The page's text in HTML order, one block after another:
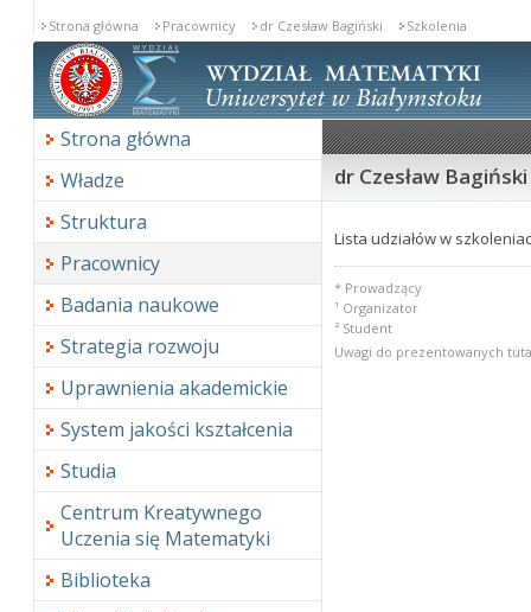
Strona główna Pracownicy dr Czesław Bagiński Szkolenia
Strona główna
Władze
Struktura
Pracownicy
Badania naukowe
Strategia rozwoju
Uprawnienia akademickie
System jakości kształcenia
Studia
Centrum Kreatywnego
Uczenia się Matematyki
Biblioteka
dr Czesław
Lista udziałów w
* Prowadzący
¹ Organizator
² Student
Uwagi do prezentowanych